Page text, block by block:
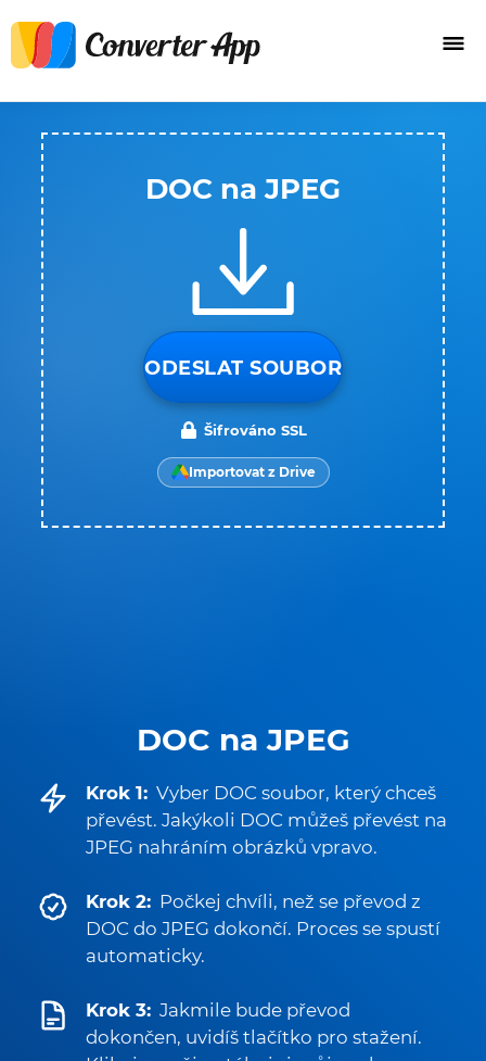
DOC na JPEG
Krok 1: Vyber DOC soubor, který chceš
převést. Jakýkoli DOC můžeš převést na
JPEG nahráním obrázků vpravo.
Krok 2: Počkej chvíli, než se převod z
DOC do JPEG dokončí. Proces se spustí
automaticky.
Krok 3: Jakmile bude převod
dokončen, uvidíš tlačítko pro stažení.
DOC na JPEG
ODESLAT SOUBOR
Šifrováno SSL
Importovat z Drive